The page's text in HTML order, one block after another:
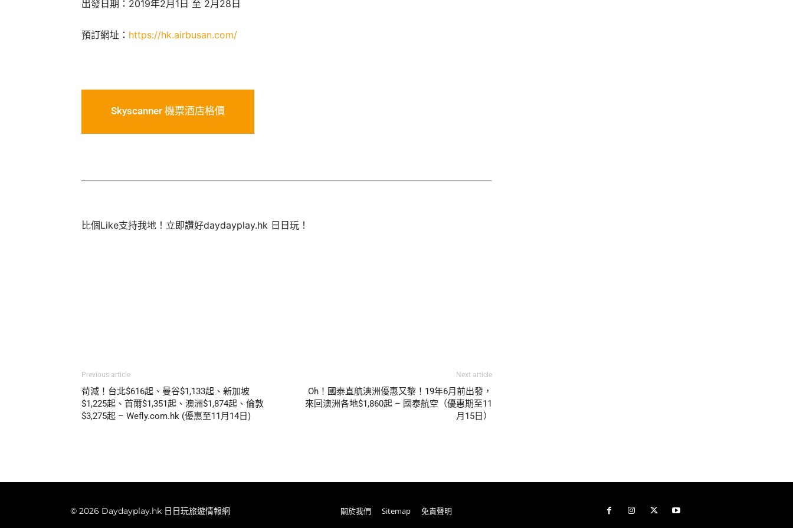
出發日期：2019年2月1日 至 2月28日
預訂網址： https://hk.airbusan.com/
Skyscanner 機票酒店格價
比個Like支持我地！立即讚好daydayplay.hk 日日玩！
Previous article
荀減！台北$616起、曼谷$1,133起、新加坡
$1,225起、首爾$1,351起、澳洲$1,874起、倫敦
$3,275起 – Wefly.com.hk (優惠至11月14日)
Next article
Oh！國泰直航澳洲優惠又黎！19年6月前出發，
來回澳洲各地$1,860起 – 國泰航空（優惠期至11
月15日）
© 2026 Daydayplay.hk 日日玩旅遊情報網 關於我們 Sitemap 免責聲明